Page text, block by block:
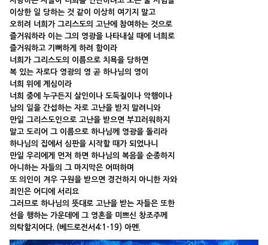
이상한 일 당하는 것 같이 이상히 여기지 말고
오히려 너희가 그리스도의 고난에 참여하는 것으로
즐거워하라 이는 그의 영광을 나타내실 때에 너희로
즐거워하고 기뻐하게 하려 함이라
너희가 그리스도의 이름으로 치욕을 당하면
복 있는 자로다 영광의 영 곧 하나님의 영이
너희 위에 계심이라
너희 중에 누구든지 살인이나 도둑질이나 악행이나
남의 일을 간섭하는 자로 고난을 받지 말려니와
만일 그리스도인으로 고난을 받으면 부끄러워하지
말고 도리어 그 이름으로 하나님께 영광을 돌리라
하나님의 집에서 심판을 시작할 때가 되었나니
만일 우리에게 먼저 하면 하나님의 복음을 순종하지
아니하는 자들의 그 마지막은 어떠하며
또 의인이 겨우 구원을 받으면 경건하지 아니한 자와
죄인은 어디에 서리요
그러므로 하나님의 뜻대로 고난을 받는 자들은 또한
선을 행하는 가운데에 그 영혼을 미쁘신 창조주께
의탁할지어다. (베드로전서4:1-19) 아멘.